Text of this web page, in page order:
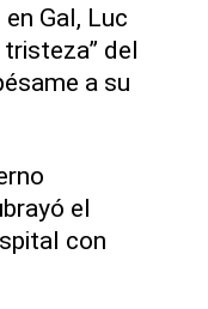
Gal, Luc
del
a su
el
con